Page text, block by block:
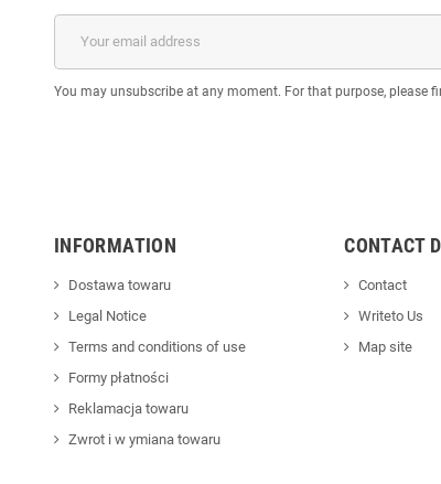
You may unsubscribe at any moment. For that purpose, please
INFORMATION
Dostawa towaru
Legal Notice
Terms and conditions of use
Formy płatności
Reklamacja towaru
Zwrot i w ymiana towaru
CONTACT
Contact
Writeto Us
Map site